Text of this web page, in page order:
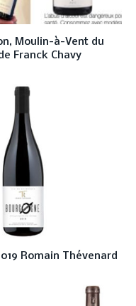
Moulin-à-Vent du
Franck Chavy
Romain Thévenard